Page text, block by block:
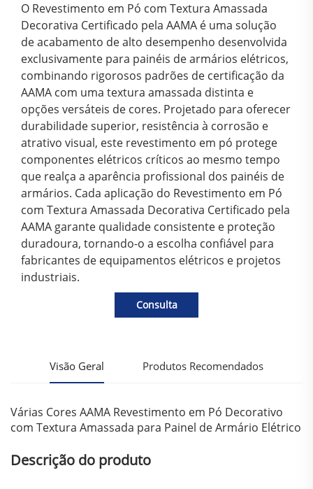
O Revestimento em Pó com Textura Amassada
Decorativa Certificado pela AAMA é uma solução
de acabamento de alto desempenho desenvolvida
exclusivamente para painéis de armários elétricos,
combinando rigorosos padrões de certificação da
AAMA com uma textura amassada distinta e
opções versáteis de cores. Projetado para oferecer
durabilidade superior, resistência à corrosão e
atrativo visual, este revestimento em pó protege
componentes elétricos críticos ao mesmo tempo
que realça a aparência profissional dos painéis de
armários. Cada aplicação do Revestimento em Pó
com Textura Amassada Decorativa Certificado pela
AAMA garante qualidade consistente e proteção
duradoura, tornando-o a escolha confiável para
fabricantes de equipamentos elétricos e projetos
industriais.
Consulta
Visão Geral Produtos Recomendados
Várias Cores AAMA Revestimento em Pó Decorativo
com Textura Amassada para Painel de Armário Elétrico
Descrição do produto